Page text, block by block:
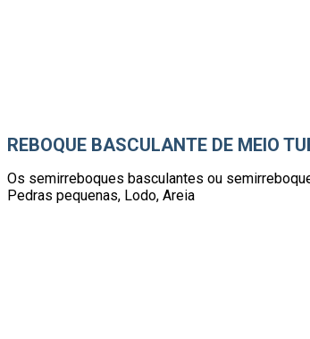
REBOQUE BASCULANTE DE MEIO
Os semirreboques basculantes ou
Pedras pequenas, Lodo, ​​Areia